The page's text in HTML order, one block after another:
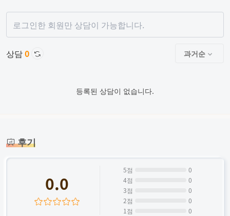
로그인한 회원만 상담이 가능합니다.
상담0 과거순
등록된 상담이 없습니다.
후기
0.0
5점
0
4점
0
3점
0
2점
0
1점
0